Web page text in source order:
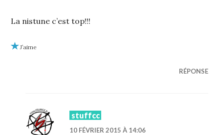
La nistune c’est top!!!
J’aime
RÉPONSE
stuffcc
10 FÉVRIER 2015 À 14:06